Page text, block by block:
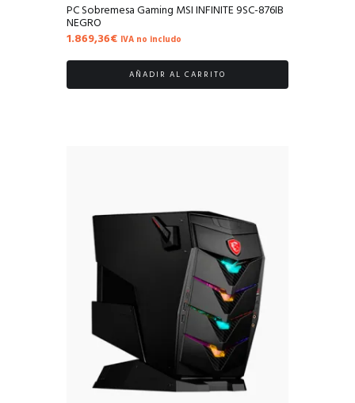
PC Sobremesa Gaming MSI INFINITE 9SC-876IB
NEGRO
1.869,36€ IVA no includo
AÑADIR AL CARRITO